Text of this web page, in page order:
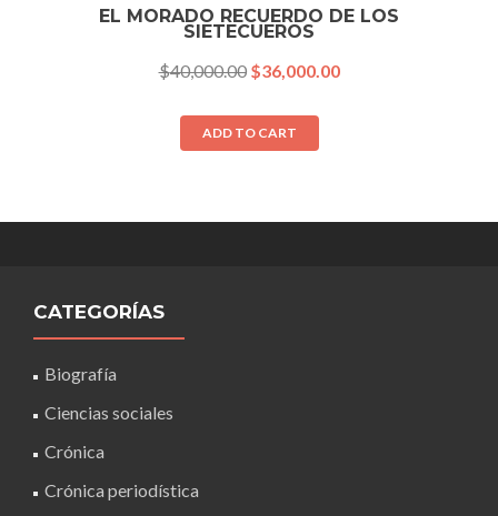
EL MORADO RECUERDO DE LOS
SIETECUEROS
$40,000.00 $36,000.00
ADD TO CART
CATEGORÍAS
Biografía
Ciencias sociales
Crónica
Crónica periodística